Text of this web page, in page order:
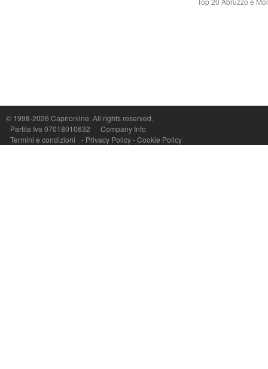
© 1998-2026 Caprionline. All rights reserved.
Partita Iva 07018010632
Company Info
Termini e condizioni
- Privacy Policy-Cookie Policy
Capri On Line Srl, Via Le Botteghe 10a - 80073 CAPRI (NA) Italy
P.Iva, C.F. e n.Reg.Imprese Napoli: 07018010632 - Rea n.557643